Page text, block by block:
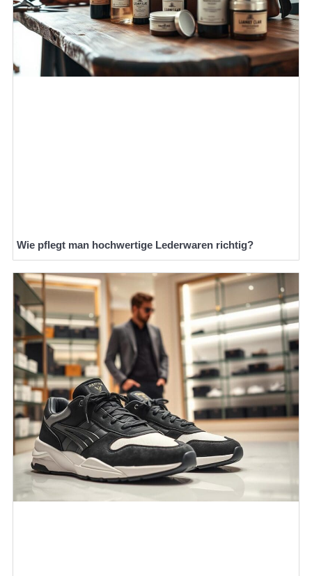
Wie pflegt man hochwertige Lederwaren richtig?